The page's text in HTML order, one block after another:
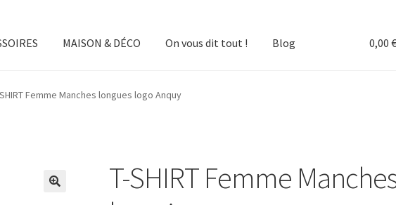
MAISON & DÉCO On vous dit tout ! Blog 0,00 €
Femme Manches longues logo Anquy
T-SHIRT Femme